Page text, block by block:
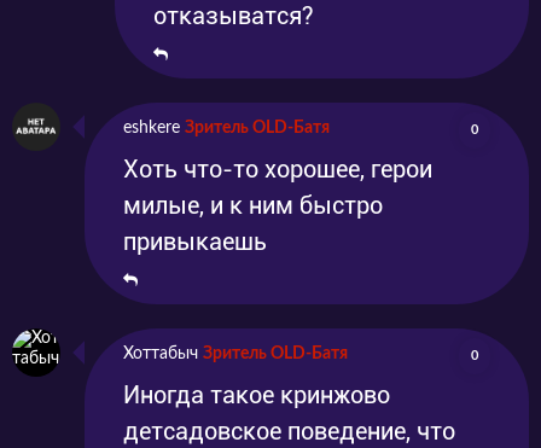
отказыватся?
eshkere Зритель OLD-Батя 0
Хоть что-то хорошее, герои
милые, и к ним быстро
привыкаешь
Хоттабыч Зритель OLD-Батя 0
Иногда такое кринжово
детсадовское поведение, что